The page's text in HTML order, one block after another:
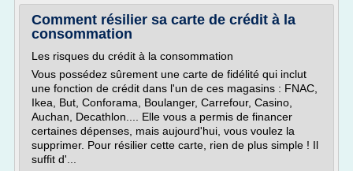
Comment résilier sa carte de crédit à la
consommation
Les risques du crédit à la consommation
Vous possédez sûrement une carte de fidélité qui inclut
une fonction de crédit dans l'un de ces magasins : FNAC,
Ikea, But, Conforama, Boulanger, Carrefour, Casino,
Auchan, Decathlon.... Elle vous a permis de financer
certaines dépenses, mais aujourd'hui, vous voulez la
supprimer. Pour résilier cette carte, rien de plus simple ! Il
suffit d'...